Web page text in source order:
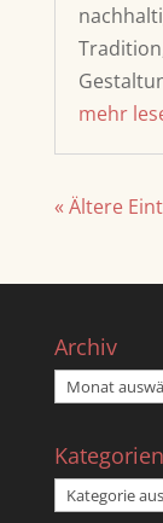
mehr
« Ältere
Archiv
Archiv
Kategorien
Kategorien